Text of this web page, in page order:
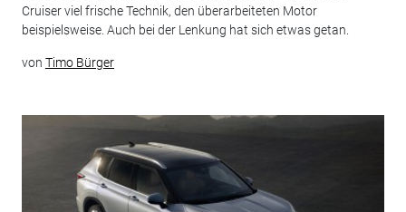
Cruiser viel frische Technik, den überarbeiteten Motor
beispielsweise. Auch bei der Lenkung hat sich etwas getan.
von Timo Bürger